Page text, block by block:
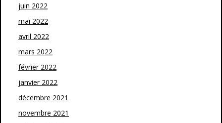
juin 2022
mai 2022
avril 2022
mars 2022
février 2022
janvier 2022
décembre 2021
novembre 2021